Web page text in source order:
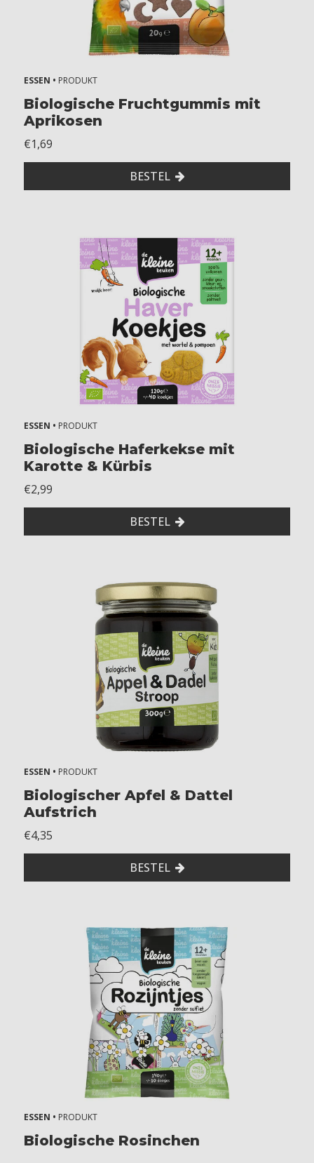
ESSEN • PRODUKT
Biologische Fruchtgummis mit
Aprikosen
€1,69
BESTEL
ESSEN • PRODUKT
Biologische Haferkekse mit
Karotte & Kürbis
€2,99
BESTEL
ESSEN • PRODUKT
Biologischer Apfel & Dattel
Aufstrich
€4,35
BESTEL
ESSEN • PRODUKT
Biologische Rosinchen